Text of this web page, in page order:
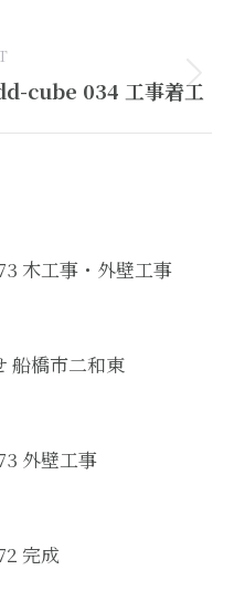
cube 034 工事着工
木工事・外壁工事
船橋市二和東
外壁工事
完成